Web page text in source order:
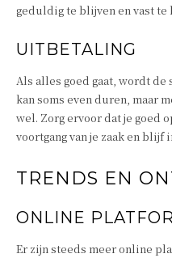
geduldig te blijven en vast te
UITBETALING
Als alles goed gaat, wordt
kan soms even duren, maar
wel. Zorg ervoor dat je goed
voortgang van je zaak en blijf
TRENDS EN
ONLINE
Er zijn steeds meer online